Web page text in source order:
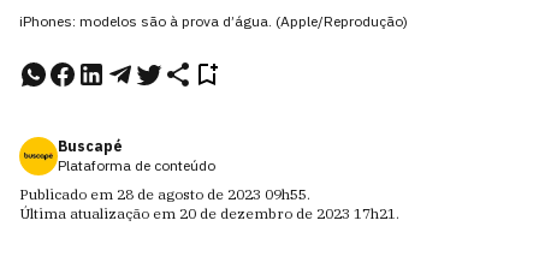
iPhones: modelos são à prova d’água. (Apple/Reprodução)
Buscapé
Plataforma de conteúdo
Publicado em 28 de agosto de 2023 09h55.
Última atualização em 20 de dezembro de 2023 17h21.